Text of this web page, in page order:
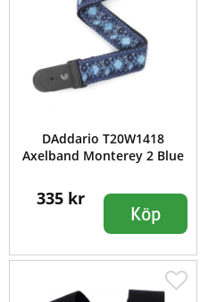
DAddario T20W1418
Axelband Monterey 2 Blue
335 kr
Köp